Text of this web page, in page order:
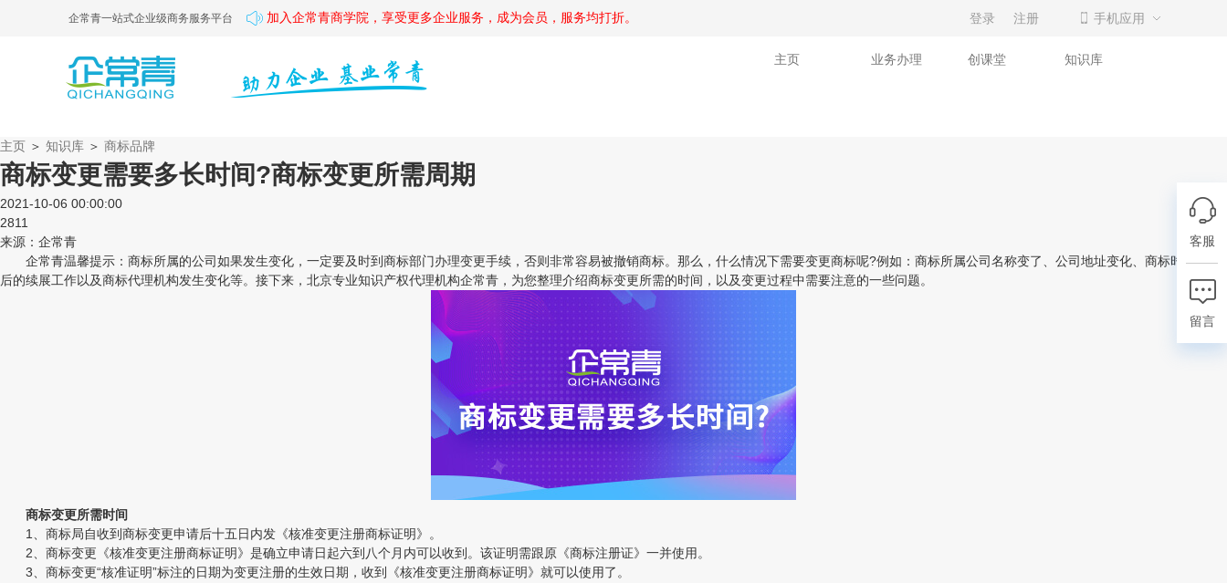
登录 注册 手机应用
企常青一站式企业级商务服务平台 加入企常青商学院，享受更多企业服务，成为会员，服务均打折。
主页 业务办理 创课堂 知识库
主页 ＞ 知识库 ＞ 商标品牌
商标变更需要多长时间?商标变更所需周期
2021-10-06 00:00:00
2811
来源：企常青
企常青温馨提示：商标所属的公司如果发生变化，一定要及时到商标部门办理变更手续，否则非常容易被撤销商标。那么，什么情况下需要变更商标呢?例如：商标所属公司名称变了、公司地址变化、商标时间到期
后的续展工作以及商标代理机构发生变化等。接下来，北京专业知识产权代理机构企常青，为您整理介绍商标变更所需的时间，以及变更过程中需要注意的一些问题。
商标变更所需时间
1、商标局自收到商标变更申请后十五日内发《核准变更注册商标证明》。
2、商标变更《核准变更注册商标证明》是确立申请日起六到八个月内可以收到。该证明需跟原《商标注册证》一并使用。
3、商标变更“核准证明”标注的日期为变更注册的生效日期，收到《核准变更注册商标证明》就可以使用了。
客服
留言